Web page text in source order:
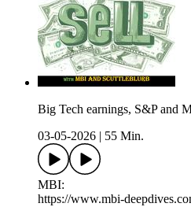
Big Tech earnings, S&P and
03-05-2026
55 Min.
MBI:
https://www.mbi-